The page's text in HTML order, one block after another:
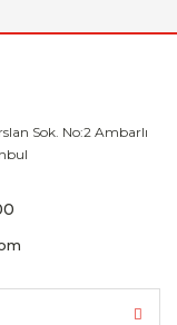
Sok. No:2 Ambarlı